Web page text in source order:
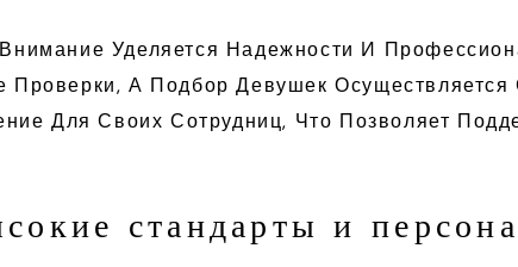
Уделяется Надежности И
Проверки, А Подбор Девушек
Для Своих Сотрудниц, Что Позволяет
стандарты и